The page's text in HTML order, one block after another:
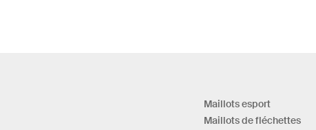
Maillots esport
Maillots de fléchettes